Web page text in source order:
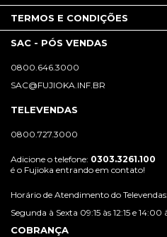
TERMOS E CONDIÇÕES
SAC - PÓS VENDAS
0800.646.3000
SAC@FUJIOKA.INF.BR
TELEVENDAS
0800.727.3000
Adicione o telefone: 0303.3261.100
é o Fujioka entrando em contato!
Horário de Atendimento do Televendas:
Segunda à Sexta 09:15 às 12:15 e 14:00
COBRANÇA